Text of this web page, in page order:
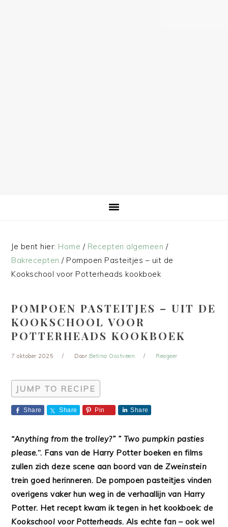
Je bent hier: Home / Recepten algemeen /
Bakrecepten /Pompoen Pasteitjes – uit de
Kookschool voor Potterheads kookboek
POMPOEN PASTEITJES – UIT DE
KOOKSCHOOL VOOR
POTTERHEADS KOOKBOEK
7 oktober 2025 Door Betina Oostveen Reageer
JUMP TO RECIPE
Share Share Pin Share
“Anything from the trolley?” ” Two pumpkin pasties
please.“. Fans van de Harry Potter boeken en films
zullen zich deze scene aan boord van deZweinstein
trein goed herinneren. De pompoen pasteitjes vinden
overigens vaker hun weg in de verhaallijn van Harry
Potter. Het recept kwam ik tegen in het kookboek:de
Kookschool voor Potterheads. Als echte fan – ook wel